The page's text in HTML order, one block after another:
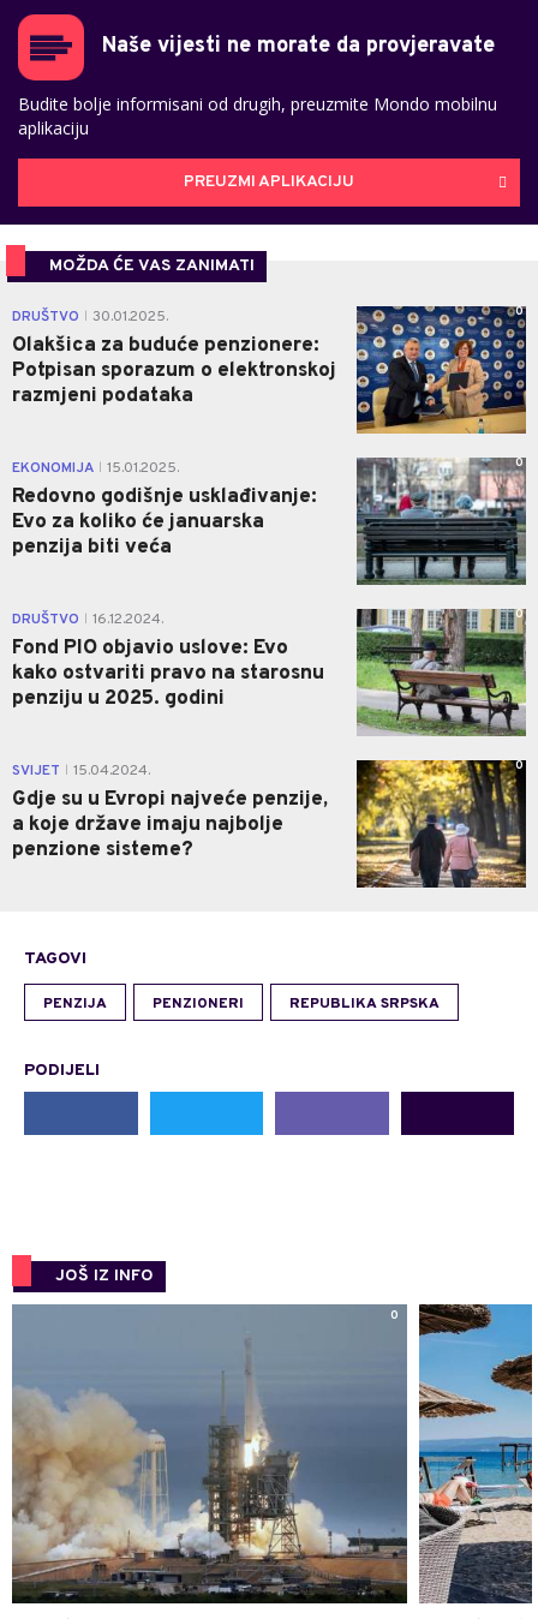
Naše vijesti ne morate da provjeravate
Budite bolje informisani od drugih, preuzmite Mondo mobilnu
aplikaciju
PREUZMI APLIKACIJU
MOŽDA ĆE VAS ZANIMATI
DRUŠTVO 30.01.2025.
Olakšica za buduće penzionere:
Potpisan sporazum o elektronskoj
razmjeni podataka
0
EKONOMIJA 15.01.2025.
Redovno godišnje usklađivanje:
Evo za koliko će januarska
penzija biti veća
0
DRUŠTVO 16.12.2024.
Fond PIO objavio uslove: Evo
kako ostvariti pravo na starosnu
penziju u 2025. godini
0
SVIJET 15.04.2024.
Gdje su u Evropi najveće penzije,
a koje države imaju najbolje
penzione sisteme?
0
TAGOVI
PENZIJA PENZIONERI REPUBLIKA SRPSKA
PODIJELI
JOŠ IZ INFO
0